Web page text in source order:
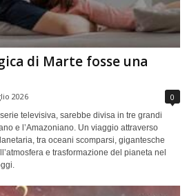
di Marte fosse una
2026 0
televisiva, sarebbe divisa in tre grandi
e l’Amazoniano. Un viaggio attraverso
tra oceani scomparsi, gigantesche
e trasformazione del pianeta nel